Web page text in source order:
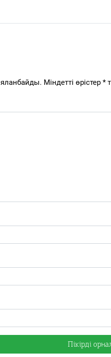
Міндетті өрістер *